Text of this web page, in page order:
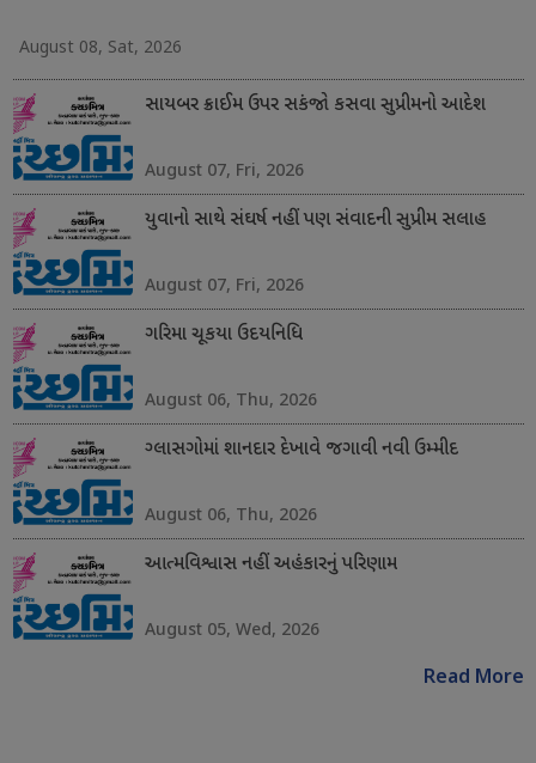
August 08, Sat, 2026
સાયબર ક્રાઈમ ઉપર સકંજો કસવા સુપ્રીમનો આદેશ
August 07, Fri, 2026
યુવાનો સાથે સંઘર્ષ નહીં પણ સંવાદની સુપ્રીમ સલાહ
August 07, Fri, 2026
ગરિમા ચૂકયા ઉદયનિધિ
August 06, Thu, 2026
ગ્લાસગોમાં શાનદાર દેખાવે જગાવી નવી ઉમ્મીદ
August 06, Thu, 2026
આત્મવિશ્વાસ નહીં અહંકારનું પરિણામ
August 05, Wed, 2026
Read More